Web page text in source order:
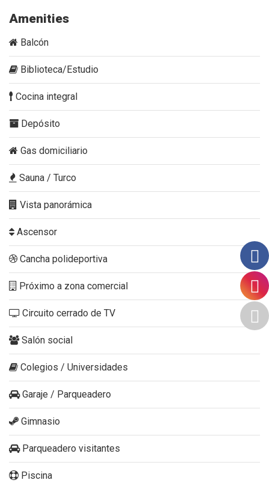
Amenities
Balcón
Biblioteca/Estudio
Cocina integral
Depósito
Gas domiciliario
Sauna / Turco
Vista panorámica
Ascensor
Cancha polideportiva
Próximo a zona comercial
Circuito cerrado de TV
Salón social
Colegios / Universidades
Garaje / Parqueadero
Gimnasio
Parqueadero visitantes
Piscina